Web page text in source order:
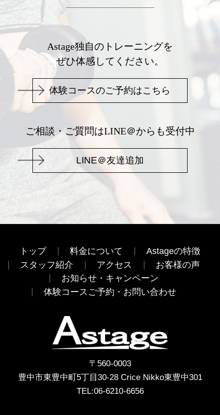
Astage独自のトレーニングを
ぜひ体感してください。
体験コースのご予約はこちら
ご相談・ご質問はLINE＠からも受付中
LINE＠友達追加
トップ 料金について
Astageの特徴
スタッフ紹介
アクセス
お客様の声
お知らせ・キャンペーン
体験コースご予約・お問い合わせ
〒560-0003
豊中市東豊中町5丁目30-28 Crice Nikko東豊中301
TEL:06-6210-6656